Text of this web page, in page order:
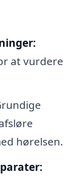
at vurdere
hørelsen.